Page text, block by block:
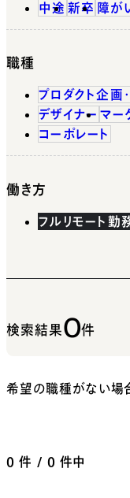
中途 新卒 障が
職種
プロダクト企画
デザイナー マー
コーポレート
働き方
フルリモート勤
検索結果0件
希望の職種がない場
0 件 / 0 件中